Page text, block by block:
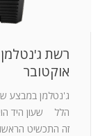
רשת
אוקטובר
ג'נטלמן במבצע
הלל שעון היד
זה התכשיט